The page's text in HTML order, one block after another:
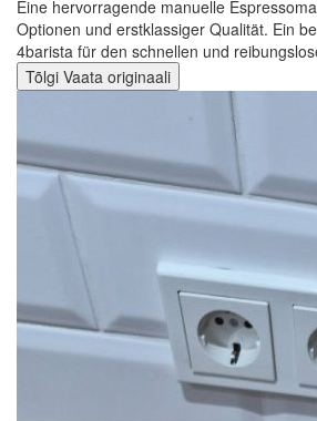
Eine hervorragende manuelle
Optionen und erstklassiger Qualität. Ein
4barista für den schnellen und
Tõlgi Vaata originaali